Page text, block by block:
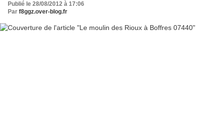
Publié le 28/08/2012 à 17:06
Par f8ggz.over-blog.fr